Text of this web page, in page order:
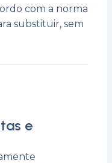
com a norma
substituir, sem
e